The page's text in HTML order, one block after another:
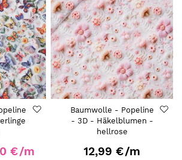
€/m
Baumwolle - Popeline
- 3D - Häkelblumen -
hellrose
12,99 €/m